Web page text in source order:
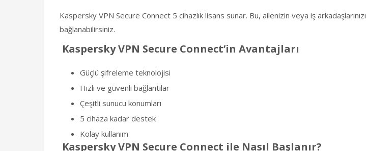
Kaspersky VPN Secure Connect 5 cihazlık lisans sunar. Bu, ailenizin veya iş
bağlanabilirsiniz.
Kaspersky VPN Secure Connect’in Avantajları
Güçlü şifreleme teknolojisi
Hızlı ve güvenli bağlantılar
Çeşitli sunucu konumları
5 cihaza kadar destek
Kolay kullanım
Kaspersky VPN Secure Connect ile Nasıl Başlanır?